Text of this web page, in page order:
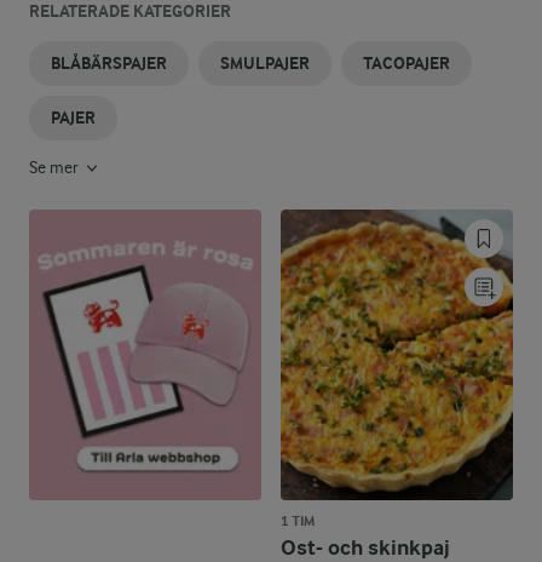
RELATERADE KATEGORIER
BLÅBÄRSPAJER SMULPAJER TACOPAJER
PAJER
Se mer
1 TIM
Ost- och skinkpaj